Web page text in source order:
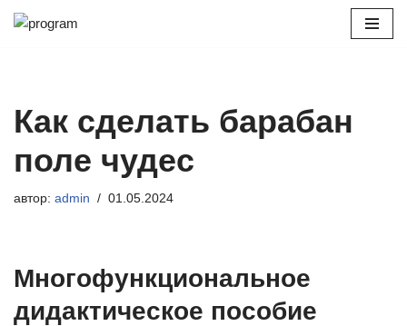
Как сделать барабан
поле чудес
автор: admin 01.05.2024
Многофункциональное
дидактическое пособие